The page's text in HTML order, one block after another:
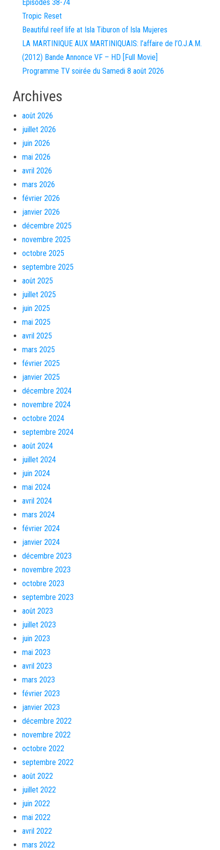
Episodes 38-74
Tropic Reset
Beautiful reef life at Isla Tiburon of Isla Mujeres
LA MARTINIQUE AUX MARTINIQUAIS: l’affaire de l’O.J.A.M.
(2012) Bande Annonce VF – HD [Full Movie]
Programme TV soirée du Samedi 8 août 2026
Archives
août 2026
juillet 2026
juin 2026
mai 2026
avril 2026
mars 2026
février 2026
janvier 2026
décembre 2025
novembre 2025
octobre 2025
septembre 2025
août 2025
juillet 2025
juin 2025
mai 2025
avril 2025
mars 2025
février 2025
janvier 2025
décembre 2024
novembre 2024
octobre 2024
septembre 2024
août 2024
juillet 2024
juin 2024
mai 2024
avril 2024
mars 2024
février 2024
janvier 2024
décembre 2023
novembre 2023
octobre 2023
septembre 2023
août 2023
juillet 2023
juin 2023
mai 2023
avril 2023
mars 2023
février 2023
janvier 2023
décembre 2022
novembre 2022
octobre 2022
septembre 2022
août 2022
juillet 2022
juin 2022
mai 2022
avril 2022
mars 2022